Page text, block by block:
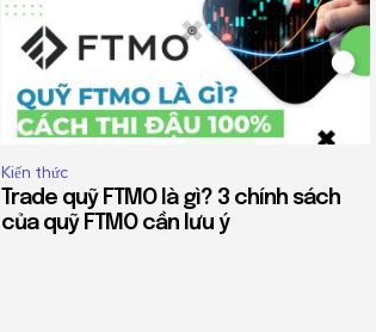
Kiến thức
Trade quỹ FTMO là gì? 3 chính sách
của quỹ FTMO cần lưu ý